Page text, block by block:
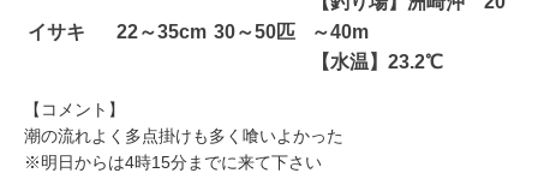
イサキ 22～35cm 30～50匹
～40m
【水温】23.2℃
【コメント】
潮の流れよく多点掛けも多く喰いよかった
※明日からは4時15分までに来て下さい